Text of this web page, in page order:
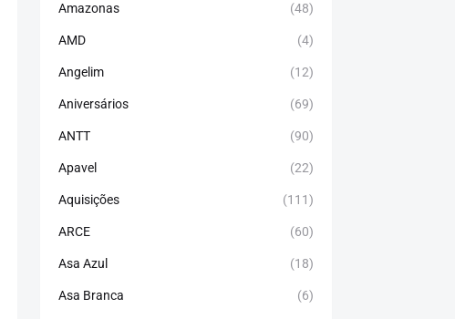
Amazonas (48)
AMD (4)
Angelim (12)
Aniversários (69)
ANTT (90)
Apavel (22)
Aquisições (111)
ARCE (60)
Asa Azul (18)
Asa Branca (6)